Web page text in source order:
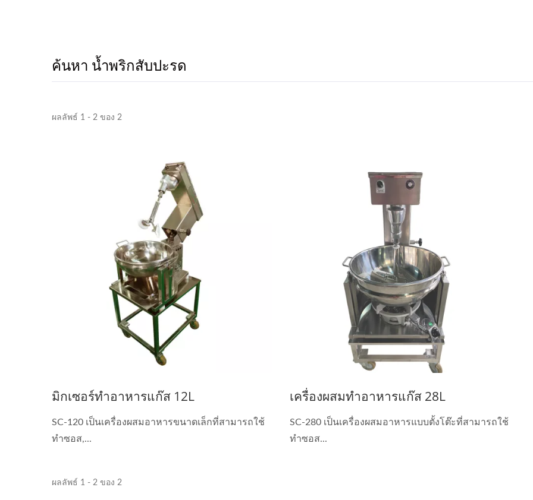
ค้นหา น้ำพริกสับปะรด
ผลลัพธ์ 1 - 2 ของ 2
มิกเซอร์ทำอาหารแก๊ส 12L
SC-120 เป็นเครื่องผสมอาหารขนาดเล็กที่สามารถใช้
ทำซอส,...
เครื่องผสมทำอาหารแก๊ส 28L
SC-280 เป็นเครื่องผสมอาหารแบบตั้งโต๊ะที่สามารถใช้
ทำซอส...
ผลลัพธ์ 1 - 2 ของ 2